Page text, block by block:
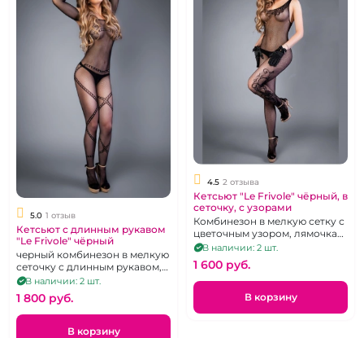
5.0 1 отзыв
Кетсьют с длинным рукавом
"Le Frivole" чёрный
черный комбинезон в мелкую
сеточку с длинным рукавом,
р. 42-48
В наличии: 2 шт.
1 800 pуб.
В корзину
4.5 2 отзыва
Кетсьют "Le Frivole" чёрный, в
сеточку, с узорами
Комбинезон в мелкую сетку с
цветочным узором, лямочка
на одно плечо, р. 42-48
В наличии: 2 шт.
1 600 pуб.
В корзину